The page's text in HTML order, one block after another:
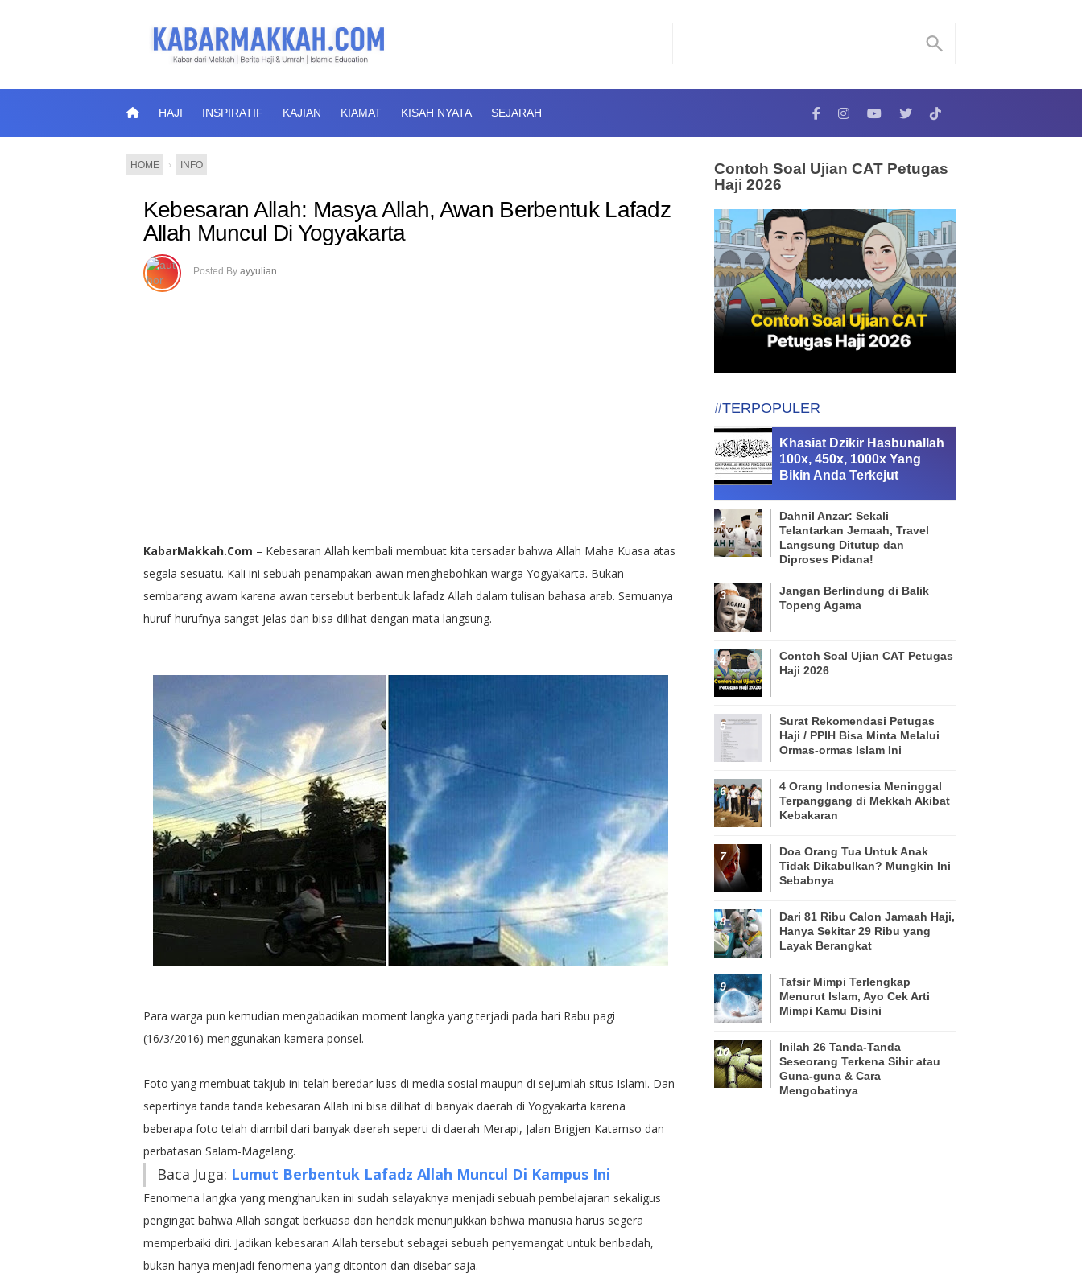
HAJI INSPIRATIF KAJIAN KIAMAT KISAH NYATA SEJARAH
HOME › INFO
Kebesaran Allah: Masya Allah, Awan Berbentuk Lafadz
Allah Muncul Di Yogyakarta
Posted By ayyulian
KabarMakkah.Com – Kebesaran Allah kembali membuat kita tersadar bahwa Allah Maha Kuasa atas
segala sesuatu. Kali ini sebuah penampakan awan menghebohkan warga Yogyakarta. Bukan
sembarang awam karena awan tersebut berbentuk lafadz Allah dalam tulisan bahasa arab. Semuanya
huruf-hurufnya sangat jelas dan bisa dilihat dengan mata langsung.
Para warga pun kemudian mengabadikan moment langka yang terjadi pada hari Rabu pagi
(16/3/2016) menggunakan kamera ponsel.
Foto yang membuat takjub ini telah beredar luas di media sosial maupun di sejumlah situs Islami. Dan
sepertinya tanda tanda kebesaran Allah ini bisa dilihat di banyak daerah di Yogyakarta karena
beberapa foto telah diambil dari banyak daerah seperti di daerah Merapi, Jalan Brigjen Katamso dan
perbatasan Salam-Magelang.
Baca Juga: Lumut Berbentuk Lafadz Allah Muncul Di Kampus Ini
Fenomena langka yang mengharukan ini sudah selayaknya menjadi sebuah pembelajaran sekaligus
pengingat bahwa Allah sangat berkuasa dan hendak menunjukkan bahwa manusia harus segera
memperbaiki diri. Jadikan kebesaran Allah tersebut sebagai sebuah penyemangat untuk beribadah,
bukan hanya menjadi fenomena yang ditonton dan disebar saja.
Contoh Soal Ujian CAT Petugas
Haji 2026
#TERPOPULER
Khasiat Dzikir Hasbunallah
100x, 450x, 1000x Yang
Bikin Anda Terkejut
Dahnil Anzar: Sekali
Telantarkan Jemaah, Travel
Langsung Ditutup dan
Diproses Pidana!
Jangan Berlindung di Balik
Topeng Agama
Contoh Soal Ujian CAT Petugas
Haji 2026
Surat Rekomendasi Petugas
Haji / PPIH Bisa Minta Melalui
Ormas-ormas Islam Ini
4 Orang Indonesia Meninggal
Terpanggang di Mekkah Akibat
Kebakaran
Doa Orang Tua Untuk Anak
Tidak Dikabulkan? Mungkin Ini
Sebabnya
Dari 81 Ribu Calon Jamaah Haji,
Hanya Sekitar 29 Ribu yang
Layak Berangkat
Tafsir Mimpi Terlengkap
Menurut Islam, Ayo Cek Arti
Mimpi Kamu Disini
Inilah 26 Tanda-Tanda
Seseorang Terkena Sihir atau
Guna-guna & Cara
Mengobatinya